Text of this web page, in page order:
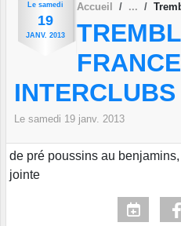
Le samedi
19
JANV. 2013
Accueil
INTERCLUBS
Le samedi 19 janv. 2013
de pré poussins au
jointe